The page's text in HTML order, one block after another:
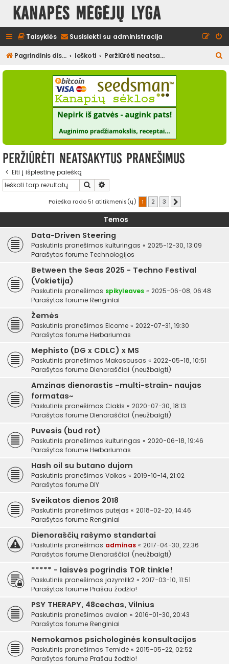
Kanapės mėgėjų lyga
Taisyklės Susisiekti su administracija
Pagrindinis diskusijų puslapis Ieškoti Peržiūrėti neatsakytus pranešimus
e
Peržiūrėti neatsakytus pranešimus
Eiti į išplėstinę paiešką
Ieškoti
Paieška rado 51 atitikmenis(ų) 1 2 3
Temos
Data-Driven Steering
Paskutinis pranešimas kulturingas « 2025-12-30, 13:09
Parašytas forume Technologijos
Between the Seas 2025 - Techno Festival
(Vokietija)
Paskutinis pranešimas spikyleaves « 2025-06-08, 06:48
Parašytas forume Renginiai
Žemės
Paskutinis pranešimas Elcome « 2022-07-31, 19:30
Parašytas forume Herbariumas
Mephisto (DG x CDLC) x MS
Paskutinis pranešimas Makasousas « 2022-05-18, 10:51
Parašytas forume Dienoraščiai (neužbaigti)
Amzinas dienorastis ~multi-strain- naujas
formatas~
Paskutinis pranešimas Ciakis « 2020-07-30, 18:13
Parašytas forume Dienoraščiai (neužbaigti)
Puvesis (bud rot)
Paskutinis pranešimas kulturingas « 2020-06-18, 19:46
Parašytas forume Herbariumas
Hash oil su butano dujom
Paskutinis pranešimas Volkas « 2019-10-14, 21:02
Parašytas forume DIY
Sveikatos dienos 2018
Paskutinis pranešimas putejas « 2018-02-20, 14:46
Parašytas forume Renginiai
Dienoraščių rašymo standartai
Paskutinis pranešimas adminas « 2017-04-30, 22:36
Parašytas forume Dienoraščiai (neužbaigti)
***** - laisvės pogrindis TOR tinkle!
Paskutinis pranešimas jazymilk2 « 2017-03-10, 11:51
Parašytas forume Prašau žodžio!
PSY THERAPY, 48cechas, Vilnius
Paskutinis pranešimas avalon « 2016-01-30, 20:43
Parašytas forume Renginiai
Nemokamos psichologinės konsultacijos
Paskutinis pranešimas Temidė « 2015-05-22, 02:52
Parašytas forume Prašau žodžio!